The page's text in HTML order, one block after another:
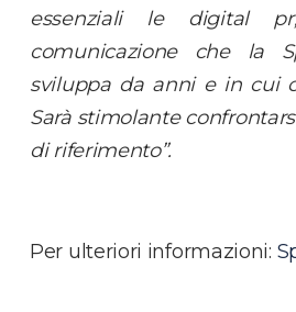
essenziali le digital
comunicazione che la
sviluppa da anni e in cui
Sarà stimolante
di riferimento”.
Per ulteriori informazioni: